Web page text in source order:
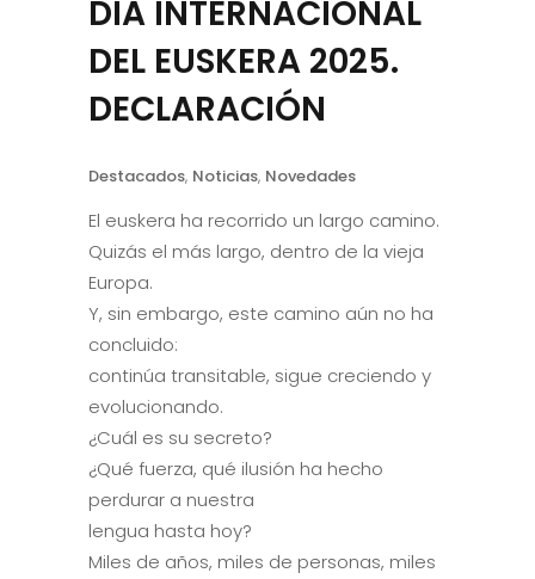
DÍA INTERNACIONAL
DEL EUSKERA 2025.
DECLARACIÓN
Destacados, Noticias, Novedades
El euskera ha recorrido un largo camino.
Quizás el más largo, dentro de la vieja
Europa.
Y, sin embargo, este camino aún no ha
concluido:
continúa transitable, sigue creciendo y
evolucionando.
¿Cuál es su secreto?
¿Qué fuerza, qué ilusión ha hecho
perdurar a nuestra
lengua hasta hoy?
Miles de años, miles de personas, miles